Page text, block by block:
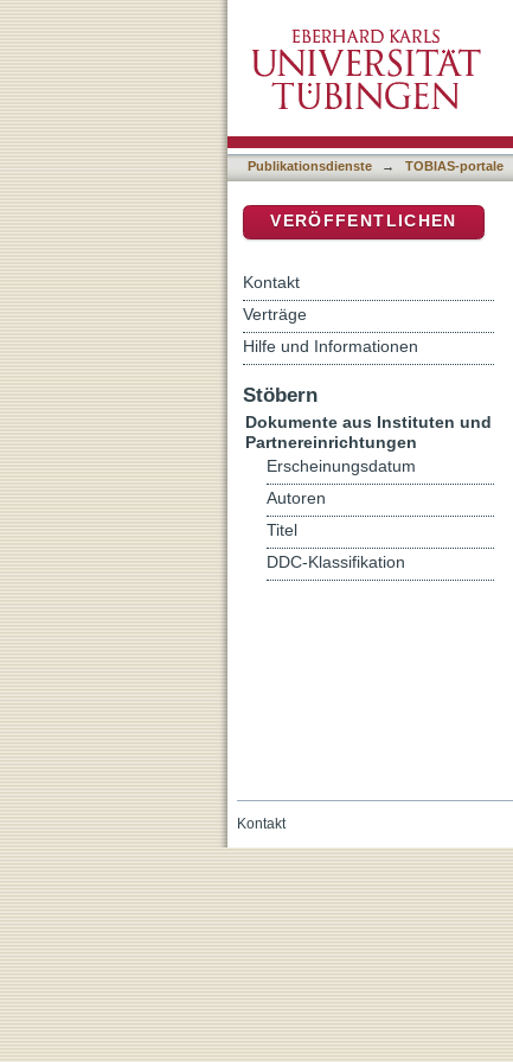
Publikationsdienste → TOBIAS-portale
VERÖFFENTLICHEN
Kontakt
Verträge
Hilfe und Informationen
Stöbern
Dokumente aus Instituten und
Partnereinrichtungen
Erscheinungsdatum
Autoren
Titel
DDC-Klassifikation
Kontakt